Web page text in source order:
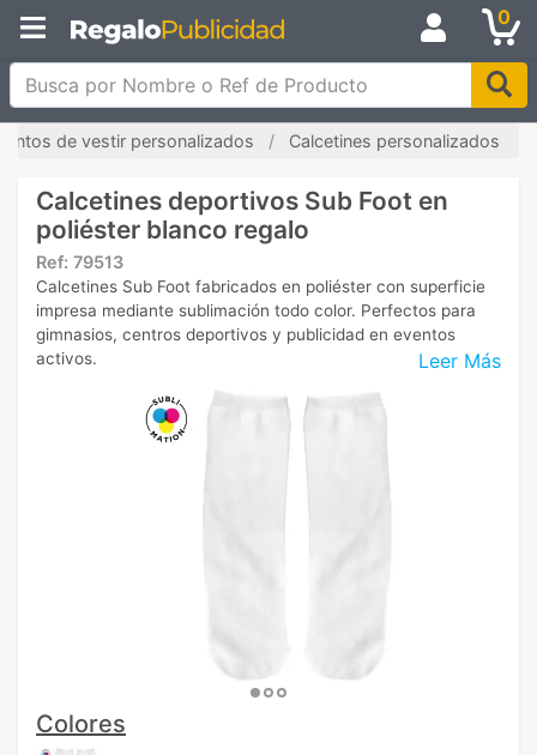
0
Busca por Nombre o Ref de Producto
de vestir personalizados Calcetines personalizados
Calcetines deportivos Sub Foot en
poliéster blanco regalo
Ref: 79513
Leer Más
Calcetines Sub Foot fabricados en poliéster con superficie
impresa mediante sublimación todo color. Perfectos para
gimnasios, centros deportivos y publicidad en eventos
activos.
Colores